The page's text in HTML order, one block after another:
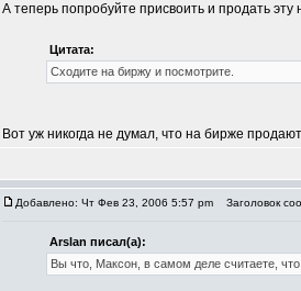
А теперь попробуйте присвоить и продать
Цитата:
Сходите на биржу и посмотрите.
Вот уж никогда не думал, что на бирже
Добавлено: Чт Фев 23, 2006 5:57 pm Заголовок
Arslan писал(а):
Вы что, Максон, в самом деле считаете,